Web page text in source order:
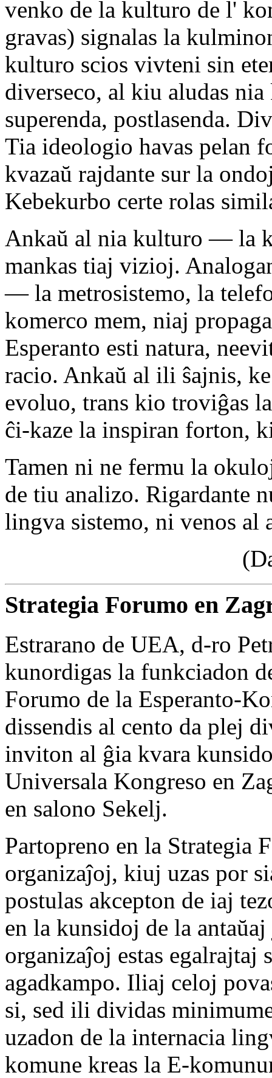
venko de la kulturo de l'
gravas) signalas la
kulturo scios vivteni sin
diverseco, al kiu aludas nia
superenda, postlasenda.
Tia ideologio havas pelan
kvazaŭ rajdante sur la
Kebekurbo certe rolas
Ankaŭ al nia kulturo — la
mankas tiaj vizioj.
— la metrosistemo, la
komerco mem, niaj
Esperanto esti natura,
racio. Ankaŭ al ili ŝajnis,
evoluo, trans kio troviĝas
ĉi-kaze la inspiran forton,
Tamen ni ne fermu la
de tiu analizo. Rigardante
lingva sistemo, ni venos
Strategia Forumo en
Estrarano de UEA, d-ro
kunordigas la funkciadon
Forumo de la Esperanto-
dissendis al cento da plej
inviton al ĝia kvara
Universala Kongreso en
en salono Sekelj.
Partopreno en la Strategia
organizaĵoj, kiuj uzas por
postulas akcepton de iaj
en la kunsidoj de la
organizaĵoj estas egalrajtaj
agadkampo. Iliaj celoj
si, sed ili dividas
uzadon de la internacia
komune kreas la E-